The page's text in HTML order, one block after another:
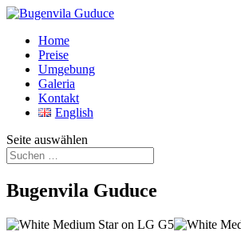
Home
Preise
Umgebung
Galeria
Kontakt
English
Seite auswählen
Bugenvila Guduce